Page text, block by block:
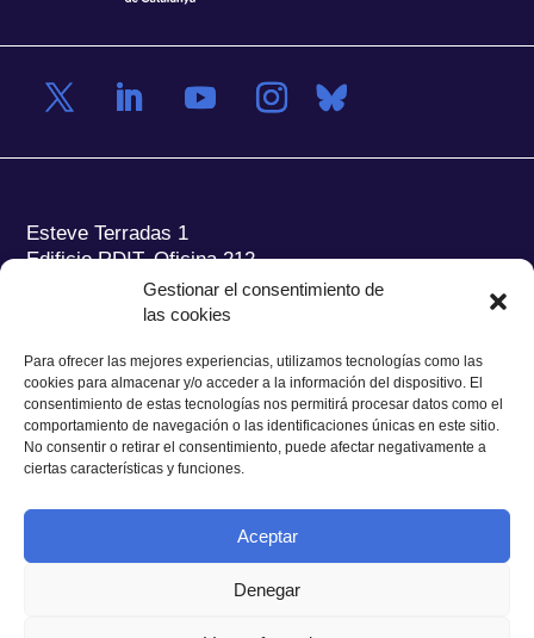
Gestionar el consentimiento de
las cookies
Para ofrecer las mejores experiencias, utilizamos tecnologías como las
cookies para almacenar y/o acceder a la información del dispositivo. El
consentimiento de estas tecnologías nos permitirá procesar datos como el
comportamiento de navegación o las identificaciones únicas en este sitio.
No consentir o retirar el consentimiento, puede afectar negativamente a
ciertas características y funciones.
Aceptar
Denegar
Esteve Terradas 1
Edificio RDIT, Oficina 212
Parc Mediterrani de la Tecnologia (PMT) Campus
08860 Castelldefels (Barcelona)
Tel.:+34 93 280 2088
Fax:+34 93 280 6395
E-mail:ieec@ieec.cat